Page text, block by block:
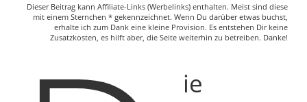
Dieser Beitrag kann Affiliate-Links (Werbelinks) enthalten. Meist sind diese
mit einem Sternchen * gekennzeichnet. Wenn Du darüber etwas buchst,
erhalte ich zum Dank eine kleine Provision. Es entstehen Dir keine
Zusatzkosten, es hilft aber, die Seite weiterhin zu betreiben. Danke!
ie